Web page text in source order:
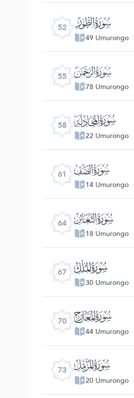
52 ﯡ
49 Umurongo
55 ﯤ
78 Umurongo
58 ﯧ
22 Umurongo
61 ﯪ
14 Umurongo
64 ﯭ
18 Umurongo
67 ﯰ
30 Umurongo
70 ﯳ
44 Umurongo
73 ﯶ
20 Umurongo